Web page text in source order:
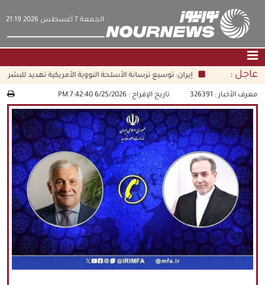
‫‫الجمعة‬‬ 7 أغسطس 2026 21:19
الصفحة الرئيسية|التواصل معنا|من نحن
عناوين الأخبار
الثقافة والمجتمع
اقتصاد
سياسة
الوسائط المتعددة
فارسي English
|العربيه|
|עברית|
русский 中文
عاجل : إيران: توسيع ترسانة الأسلحة النووية الأمريكية تهديد للبشرية
معرف الأخبار : 326391 تاريخ الإفراج :6/25/2026 7:42:40 PM